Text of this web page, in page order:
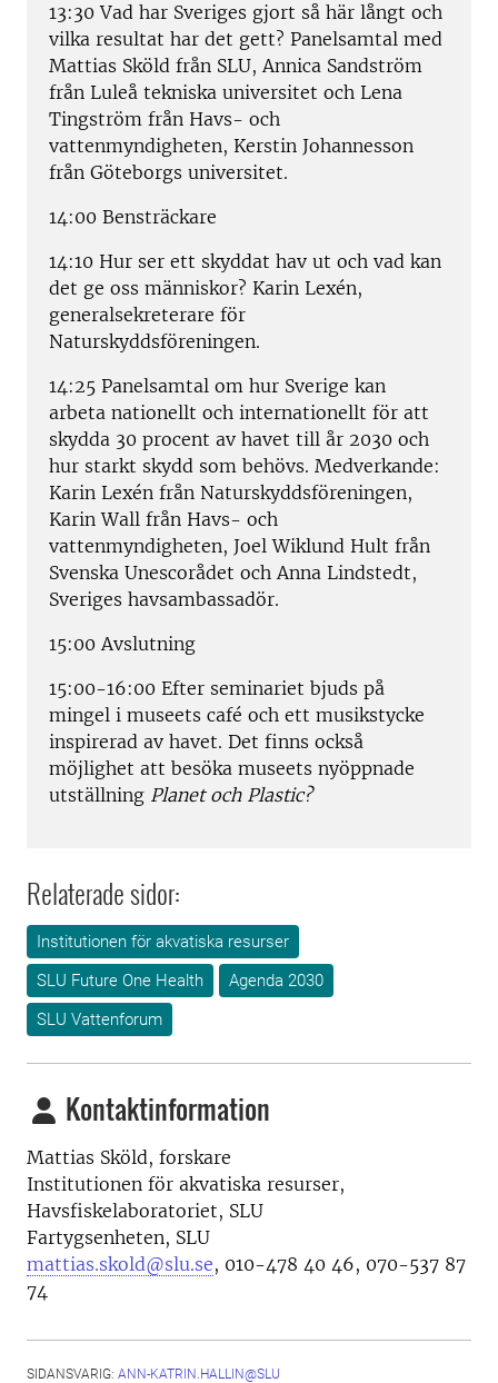
13:30 Vad har Sveriges gjort så här långt och
vilka resultat har det gett? Panelsamtal med
Mattias Sköld från SLU, Annica Sandström
från Luleå tekniska universitet och Lena
Tingström från Havs- och
vattenmyndigheten, Kerstin Johannesson
från Göteborgs universitet.
14:00 Bensträckare
14:10 Hur ser ett skyddat hav ut och vad kan
det ge oss människor? Karin Lexén,
generalsekreterare för
Naturskyddsföreningen.
14:25 Panelsamtal om hur Sverige kan
arbeta nationellt och internationellt för att
skydda 30 procent av havet till år 2030 och
hur starkt skydd som behövs. Medverkande:
Karin Lexén från Naturskyddsföreningen,
Karin Wall från Havs- och
vattenmyndigheten, Joel Wiklund Hult från
Svenska Unescorådet och Anna Lindstedt,
Sveriges havsambassadör.
15:00 Avslutning
15:00-16:00 Efter seminariet bjuds på
mingel i museets café och ett musikstycke
inspirerad av havet. Det finns också
möjlighet att besöka museets nyöppnade
utställning Planet och Plastic?
Relaterade sidor:
Institutionen för akvatiska resurser
SLU Future One Health
Agenda 2030
SLU Vattenforum
Kontaktinformation
Mattias Sköld, forskare
Institutionen för akvatiska resurser,
Havsfiskelaboratoriet, SLU
Fartygsenheten, SLU
mattias.skold@slu.se, 010-478 40 46, 070-537 87
74
SIDANSVARIG: ANN-KATRIN.HALLIN@SLU